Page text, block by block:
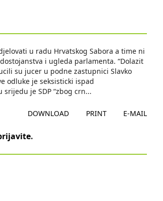
u radu Hrvatskog Sabora a time ni
i ugleda parlamenta. “Dolazit
su jucer u podne zastupnici Slavko
odluke je seksisticki ispad
srijedu je SDP “zbog crn...
DOWNLOAD PRINT E-MAIL
.